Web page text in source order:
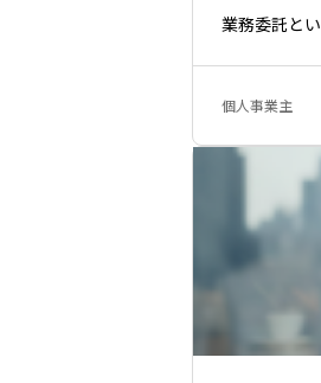
業務委託と
個人事業主